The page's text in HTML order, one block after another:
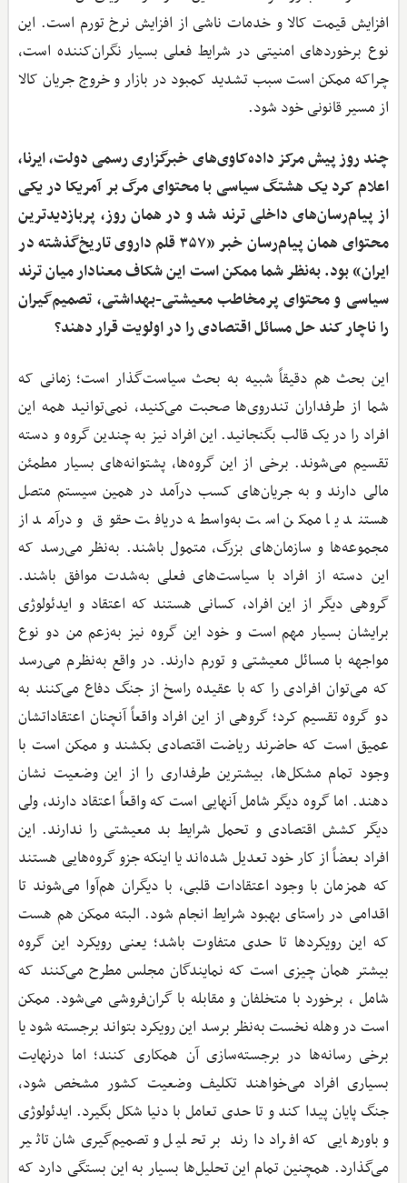
افزایش قیمت کالا و خدمات ناشی از افزایش نرخ تورم است. این
نوع برخوردهای امنیتی در شرایط فعلی بسیار نگران‌کننده است،
چراکه ممکن است سبب تشدید کمبود در بازار و خروج جریان کالا
از مسیر قانونی خود شود.
چند روز پیش مرکز داده‌کاوی‌های خبرگزاری رسمی دولت، ایرنا،
اعلام کرد یک هشتگ سیاسی با محتوای مرگ بر آمریکا در یکی
از پیام‌رسان‌های داخلی ‌ترند شد و در همان روز، پربازدیدترین
محتوای همان پیام‌رسان خبر «۳۵۷ قلم داروی تاریخ‌گذشته در
ایران» بود. به‌نظر شما ممکن است این شکاف معنادار میان ‌ترند
سیاسی و محتوای پرمخاطب معیشتی-بهداشتی، تصمیم‌گیران
را ناچار کند حل مسائل اقتصادی را در اولویت قرار دهند؟
این بحث هم دقیقاً شبیه به بحث سیاست‌گذار است؛ زمانی که
شما از طرفداران تندروی‌ها صحبت می‌کنید، نمی‌توانید همه این
افراد را در یک قالب بگنجانید. این افراد نیز به چندین گروه و دسته
تقسیم می‌شوند. برخی از این گروه‌ها، پشتوانه‌های بسیار مطمئن
مالی دارند و به جریان‌های کسب درآمد در همین سیستم متصل
هستند یا ممکن است به‌واسطه دریافت حقوق و درآمد از
مجموعه‌ها و سازمان‌های بزرگ، متمول باشند. به‌نظر می‌رسد که
این دسته از افراد با سیاست‌های فعلی به‌شدت موافق باشند.
گروهی دیگر از این افراد، کسانی هستند که اعتقاد و ایدئولوژی
برایشان بسیار مهم است و خود این گروه نیز به‌زعم من دو نوع
مواجهه با مسائل معیشتی و تورم دارند. در واقع به‌نظرم می‌رسد
که می‌توان افرادی را که با عقیده راسخ از جنگ دفاع می‌کنند به
دو گروه تقسیم کرد؛ گروهی از این افراد واقعاً آنچنان اعتقاداتشان
عمیق است که حاضرند ریاضت اقتصادی بکشند و ممکن است با
وجود تمام مشکل‌ها، بیشترین طرفداری را از این وضعیت نشان
دهند. اما گروه دیگر شامل آنهایی است که واقعاً اعتقاد دارند، ولی
دیگر کشش اقتصادی و تحمل شرایط بد معیشتی را ندارند. این
افراد بعضاً از کار خود تعدیل شده‌اند یا اینکه جزو گروه‌هایی هستند
که همزمان با وجود اعتقادات قلبی، با دیگران هم‌آوا می‌شوند تا
اقدامی در راستای بهبود شرایط انجام شود. البته ممکن هم هست
که این رویکردها تا حدی متفاوت باشد؛ یعنی رویکرد این گروه
بیشتر همان چیزی است که نمایندگان مجلس مطرح می‌کنند که
شامل ، برخورد با متخلفان و مقابله با گران‌فروشی می‌شود. ممکن
است در وهله نخست به‌نظر برسد این رویکرد بتواند برجسته شود یا
برخی رسانه‌ها در برجسته‌سازی آن همکاری کنند؛ اما درنهایت
بسیاری افراد می‌خواهند تکلیف وضعیت کشور مشخص شود،
جنگ پایان پیدا کند و تا حدی تعامل با دنیا شکل بگیرد. ایدئولوژی
و باورهایی که افراد دارند بر تحلیل و تصمیم‌گیری‌شان تاثیر
می‌گذارد. همچنین تمام این تحلیل‌ها بسیار به این بستگی دارد که